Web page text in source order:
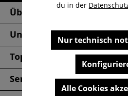
Über Uns
Unsere Marken
Top Kategorien
Service & FAQ
du in der
Nur technisch
Alle Cookies